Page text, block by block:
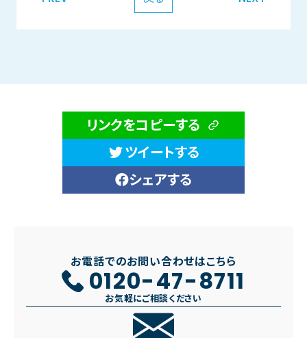
リンクをコピーする
ツイートする
シェアする
お電話でのお問い合わせはこちら
0120-47-8711
お気軽にご相談ください